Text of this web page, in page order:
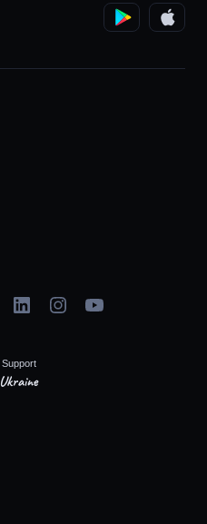
Support
Ukraine